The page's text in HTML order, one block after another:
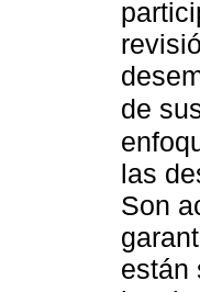
de
las
Son
están